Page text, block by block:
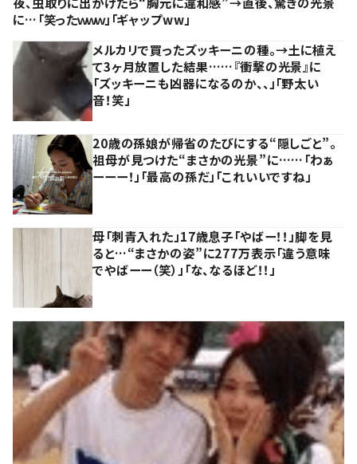
に…「笑ったｗｗｗ」「ギャップww」
メルカリで買ったズッキーニの種。→土に植え
て3ヶ月放置した結果……『衝撃の光景』に
「ズッキーニも凶器になるのか、、」「野太い
音！笑」
20歳の孫娘が帰省のたびにする“隠しごと”。
祖母が見つけた“まさかの光景”に……「わぁ
ーーー！」「最高の孫だ」「これいいですね」
母「刺青入れた」17歳息子「やばー！！」脚を見
ると…“まさかの姿”に277万表示「違う意味
でやばーー（笑）」「な、なるほど！！」